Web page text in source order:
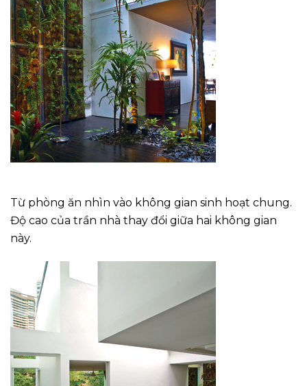
Từ phòng ăn nhìn vào không gian sinh hoạt chung.
Độ cao của trần nhà thay đổi giữa hai không gian
này.